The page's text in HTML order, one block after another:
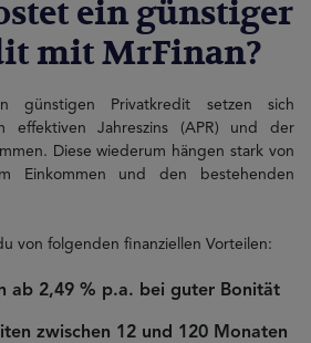
ein günstiger
mit MrFinan?
günstigen Privatkredit setzen sich
effektiven Jahreszins (APR) und der
Diese wiederum hängen stark von
Einkommen und den bestehenden
von folgenden finanziellen Vorteilen:
ab 2,49 % p.a. bei guter Bonität
zwischen 12 und 120 Monaten